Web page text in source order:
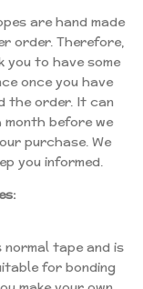
are hand made
order. Therefore,
you to have some
once you have
the order. It can
month before we
purchase. We
you informed.
normal tape and is
for bonding